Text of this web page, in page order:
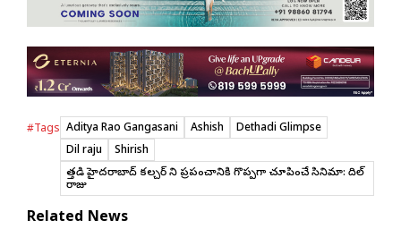
#Tags Aditya Rao Gangasani Ashish
Dethadi Glimpse
Dil raju
Shirish
దేత్తడి హైదరాబాద్ కల్చర్ ని ప్రపంచానికి గొప్పగా చూపించే సినిమా: దిల్
రాజు
Related News